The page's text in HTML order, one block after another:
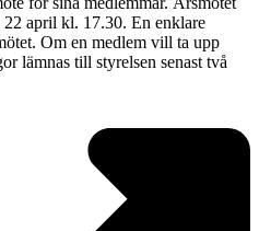
22 april kl. 17.30. En enklare
Om en medlem vill ta upp
lämnas till styrelsen senast två